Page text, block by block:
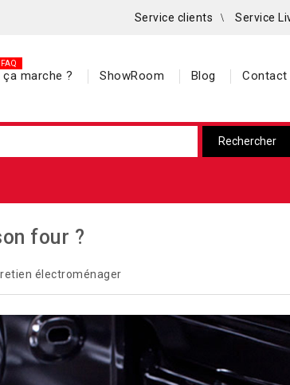
Service clients Service
marche ? ShowRoom Blog Contact
four ?
électroménager